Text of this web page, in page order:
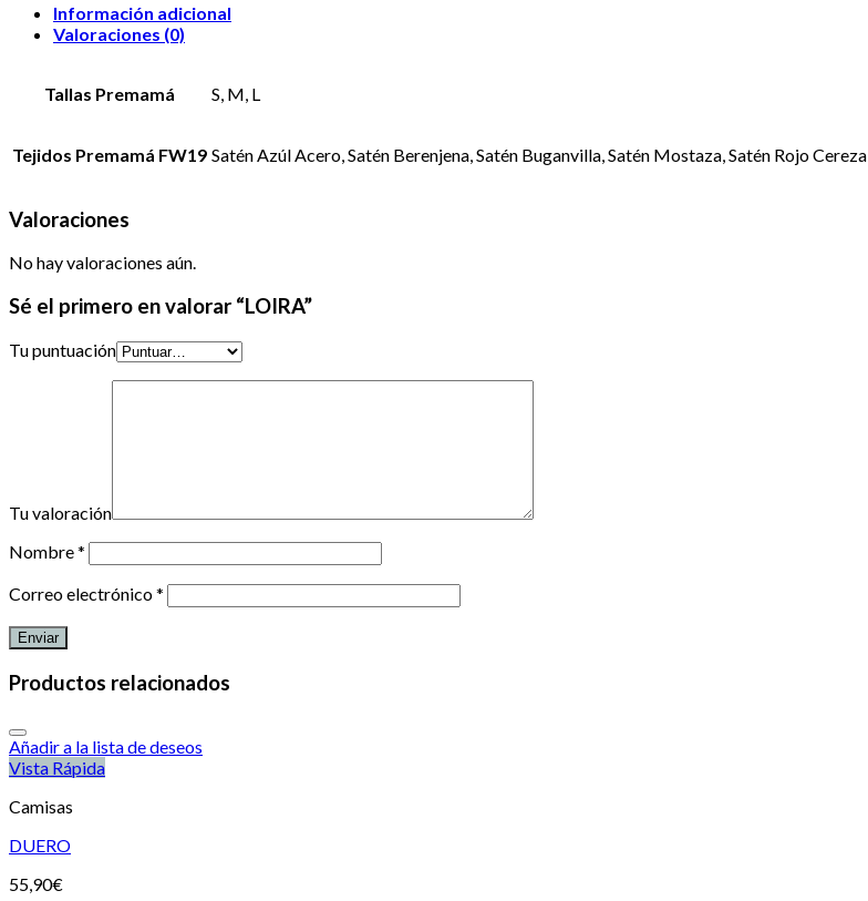
Información adicional
Valoraciones (0)
Tallas Premamá S, M, L
Tejidos Premamá FW19 Satén Azúl Acero, Satén Berenjena, Satén Buganvilla, Satén Mostaza, Satén Rojo Cereza
Valoraciones
No hay valoraciones aún.
Sé el primero en valorar “LOIRA”
Tu puntuación
Tu valoración
Nombre*
Correo electrónico*
Productos relacionados
Añadir a la lista de deseos
Vista Rápida
Camisas
DUERO
55,90€